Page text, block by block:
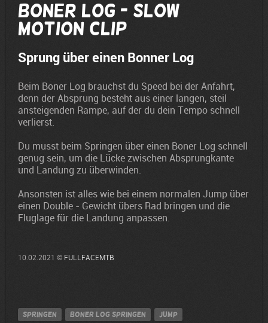
Boner Log - Slow
Motion Clip
Sprung über einen Bonner Log
Beim Boner Log brauchst du Speed bei der Anfahrt,
denn der Absprung besteht aus einer langen, steil
ansteigenden Rampe, auf der du dein Tempo schnell
verlierst.
Du musst beim Springen über einen Boner Log schnell
genug sein, um die Lücke zwischen Absprungkante
und Landung zu überwinden.
Ansonsten ist alles wie bei einem normalen Jump über
einen Double - Gewicht übers Rad bringen und die
Fluglage für die Landung anpassen.
10.02.2021 © FULLFACEMTB
Springen Boner Log springen jump